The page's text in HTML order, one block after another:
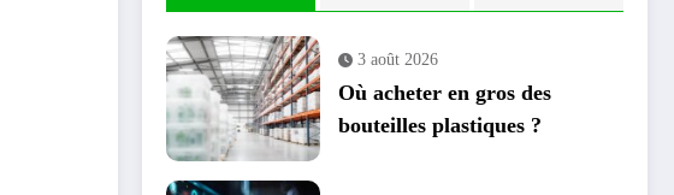
3 août 2026
Où acheter en gros des
bouteilles plastiques ?